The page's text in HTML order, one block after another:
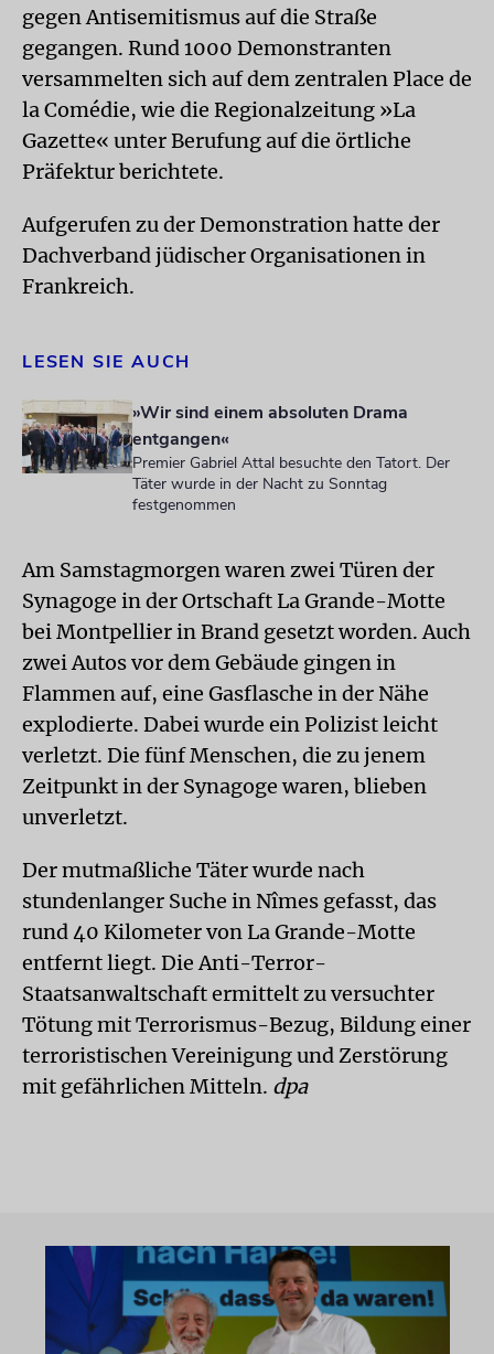
gegen Antisemitismus auf die Straße
gegangen. Rund 1000 Demonstranten
versammelten sich auf dem zentralen Place de
la Comédie, wie die Regionalzeitung »La
Gazette« unter Berufung auf die örtliche
Präfektur berichtete.
Aufgerufen zu der Demonstration hatte der
Dachverband jüdischer Organisationen in
Frankreich.
LESEN SIE AUCH
»Wir sind einem absoluten Drama
entgangen«
Premier Gabriel Attal besuchte den Tatort. Der
Täter wurde in der Nacht zu Sonntag
festgenommen
Am Samstagmorgen waren zwei Türen der
Synagoge in der Ortschaft La Grande-Motte
bei Montpellier in Brand gesetzt worden. Auch
zwei Autos vor dem Gebäude gingen in
Flammen auf, eine Gasflasche in der Nähe
explodierte. Dabei wurde ein Polizist leicht
verletzt. Die fünf Menschen, die zu jenem
Zeitpunkt in der Synagoge waren, blieben
unverletzt.
Der mutmaßliche Täter wurde nach
stundenlanger Suche in Nîmes gefasst, das
rund 40 Kilometer von La Grande-Motte
entfernt liegt. Die Anti-Terror-
Staatsanwaltschaft ermittelt zu versuchter
Tötung mit Terrorismus-Bezug, Bildung einer
terroristischen Vereinigung und Zerstörung
mit gefährlichen Mitteln. dpa